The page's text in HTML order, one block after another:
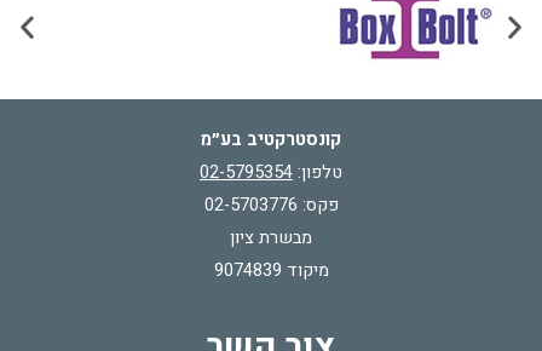
קונסטרקטיב בע״מ
טלפון: 02-5795354
פקס: 02-5703776
מבשרת ציון
מיקוד 9074839